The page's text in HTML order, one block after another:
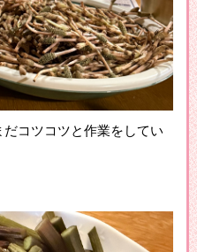
コツコツと作業をしてい